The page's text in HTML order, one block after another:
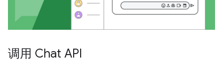
调用 Chat API